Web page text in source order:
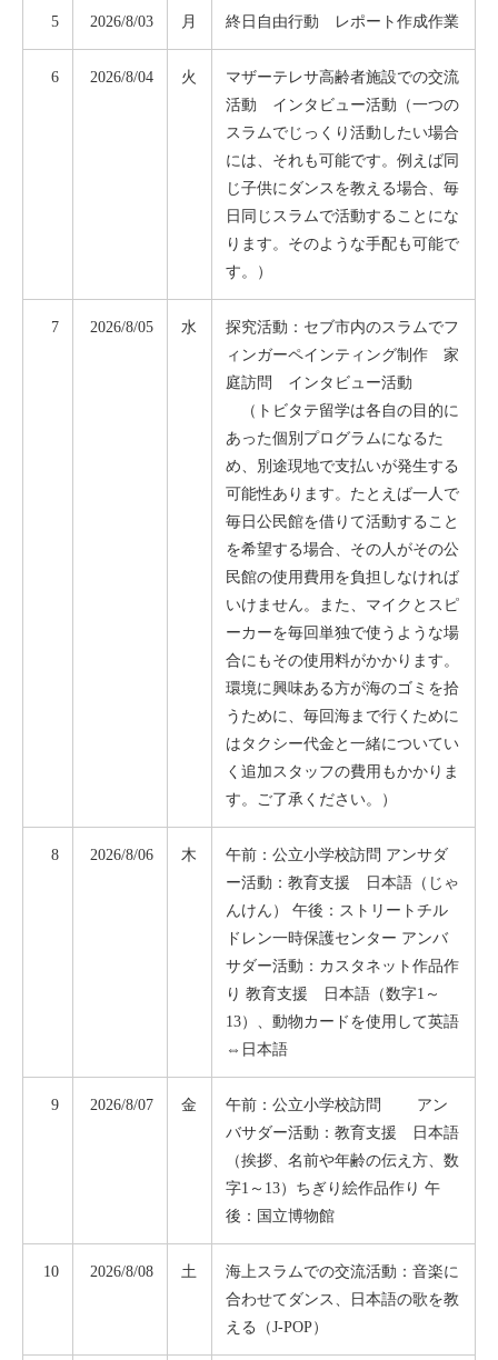
5 2026/8/03 月 終日自由行動 レポート作成作業
6 2026/8/04 火
マザーテレサ高齢者施設での交流
活動 インタビュー活動（一つの
スラムでじっくり活動したい場合
には、それも可能です。例えば同
じ子供にダンスを教える場合、毎
日同じスラムで活動することにな
ります。そのような手配も可能で
す。）
7 2026/8/05 水
探究活動：セブ市内のスラムでフ
ィンガーペインティング制作 家
庭訪問 インタビュー活動
（トビタテ留学は各自の目的に
あった個別プログラムになるた
め、別途現地で支払いが発生する
可能性あります。たとえば一人で
毎日公民館を借りて活動すること
を希望する場合、その人がその公
民館の使用費用を負担しなければ
いけません。また、マイクとスピ
ーカーを毎回単独で使うような場
合にもその使用料がかかります。
環境に興味ある方が海のゴミを拾
うために、毎回海まで行くために
はタクシー代金と一緒についてい
く追加スタッフの費用もかかりま
す。ご了承ください。）
8 2026/8/06 木
午前：公立小学校訪問 アンサダ
ー活動：教育支援 日本語（じゃ
んけん） 午後：ストリートチル
ドレン一時保護センター アンバ
サダー活動：カスタネット作品作
り 教育支援 日本語（数字1～
13）、動物カードを使用して英語
⇔日本語
9 2026/8/07 金
午前：公立小学校訪問 アン
バサダー活動：教育支援 日本語
（挨拶、名前や年齢の伝え方、数
字1～13）ちぎり絵作品作り 午
後：国立博物館
10 2026/8/08 土
海上スラムでの交流活動：音楽に
合わせてダンス、日本語の歌を教
える（J-POP）